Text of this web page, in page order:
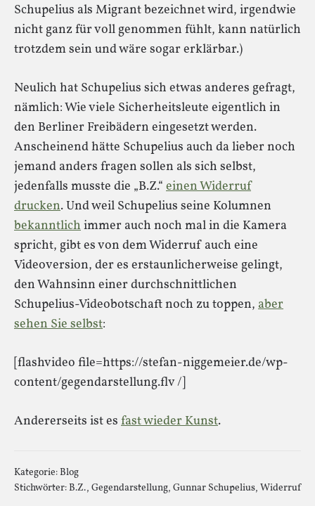
Schupelius als Migrant bezeichnet wird, irgendwie
nicht ganz für voll genommen fühlt, kann natürlich
trotzdem sein und wäre sogar erklärbar.)
Neulich hat Schupelius sich etwas anderes gefragt,
nämlich: Wie viele Sicherheitsleute eigentlich in
den Berliner Freibädern eingesetzt werden.
Anscheinend hätte Schupelius auch da lieber noch
jemand anders fragen sollen als sich selbst,
jedenfalls musste die „B.Z.“ einen Widerruf
drucken. Und weil Schupelius seine Kolumnen
bekanntlichimmer auch noch mal in die Kamera
spricht, gibt es von dem Widerruf auch eine
Videoversion, der es erstaunlicherweise gelingt,
den Wahnsinn einer durchschnittlichen
Schupelius-Videobotschaft noch zu toppen, aber
sehen Sie selbst:
[flashvideo file=https://stefan-niggemeier.de/wp-
content/gegendarstellung.flv /]
Andererseits ist es fast wieder Kunst.
Kategorie:Blog
Stichwörter:B.Z., Gegendarstellung, Gunnar Schupelius, Widerruf